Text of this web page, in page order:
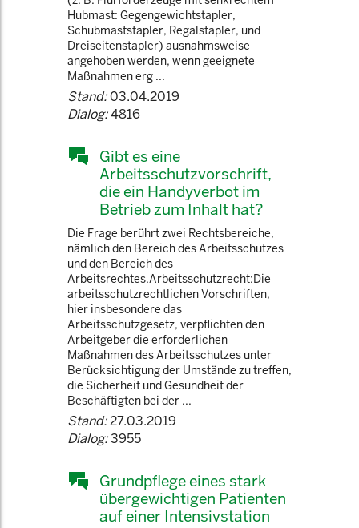
Hubmast: Gegengewichtstapler,
Schubmaststapler, Regalstapler, und
Dreiseitenstapler) ausnahmsweise
angehoben werden, wenn geeignete
Maßnahmen erg ...
Stand:03.04.2019
Dialog:4816
Gibt es eine
Arbeitsschutzvorschrift,
die ein Handyverbot im
Betrieb zum Inhalt hat?
Die Frage berührt zwei Rechtsbereiche,
nämlich den Bereich des Arbeitsschutzes
und den Bereich des
Arbeitsrechtes.Arbeitsschutzrecht:Die
arbeitsschutzrechtlichen Vorschriften,
hier insbesondere das
Arbeitsschutzgesetz, verpflichten den
Arbeitgeber die erforderlichen
Maßnahmen des Arbeitsschutzes unter
Berücksichtigung der Umstände zu treffen,
die Sicherheit und Gesundheit der
Beschäftigten bei der ...
Stand:27.03.2019
Dialog:3955
Grundpflege eines stark
übergewichtigen Patienten
auf einer Intensivstation